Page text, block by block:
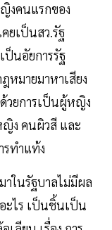
งคนแรกของ
ยเป็นสว.รัฐ
ป็นอัยการรัฐ
หมายมาหาเสียง
วยการเป็นผู้หญิง
ญิง คนผิวสี และ
ทำแท้ง
ในรัฐบาลไม่มีผล
ะไร เป็นชิ้นเป็น